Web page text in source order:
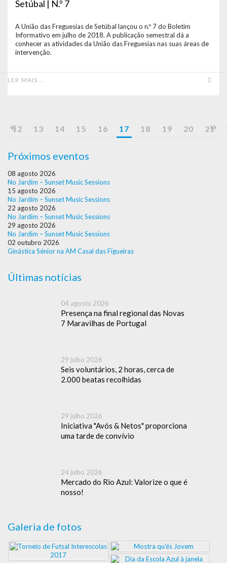
Setúbal | N.º 7
A União das Freguesias de Setúbal lançou o n.º 7 do Boletim
Informativo em julho de 2018. A publicação semestral dá a
conhecer as atividades da União das Freguesias nas suas áreas de
intervenção.
LER MAIS …
12 13 14 15 16 17 18 19 20 21
Próximos eventos
08 agosto 2026
No Jardim – Sunset Music Sessions
15 agosto 2026
No Jardim – Sunset Music Sessions
22 agosto 2026
No Jardim – Sunset Music Sessions
29 agosto 2026
No Jardim – Sunset Music Sessions
02 outubro 2026
Ginástica Sénior na AM Casal das Figueiras
Últimas notícias
04 agosto 2026
Presença na final regional das Novas
7 Maravilhas de Portugal
29 julho 2026
Seis voluntários, 2 horas, cerca de
2.000 beatas recolhidas
29 julho 2026
Iniciativa "Avós & Netos" proporciona
uma tarde de convívio
24 julho 2026
Mercado do Rio Azul: Valorize o que é
nosso!
Galeria de fotos